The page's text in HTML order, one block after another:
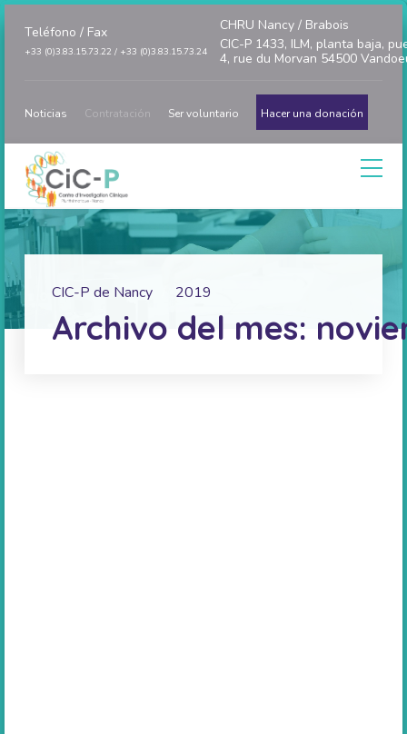
Teléfono / Fax
+33 (0)3.83.15.73.22 / +33 (0)3.83.15.73.24
CHRU Nancy / Brabois
CIC-P 1433, ILM, planta baja,
4, rue du Morvan 54500
Noticias Contratación Ser voluntario Hacer una donación
CIC-P de Nancy 2019
Archivo del mes: